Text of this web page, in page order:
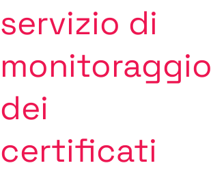
servizio di
monitoraggio
dei
certificati